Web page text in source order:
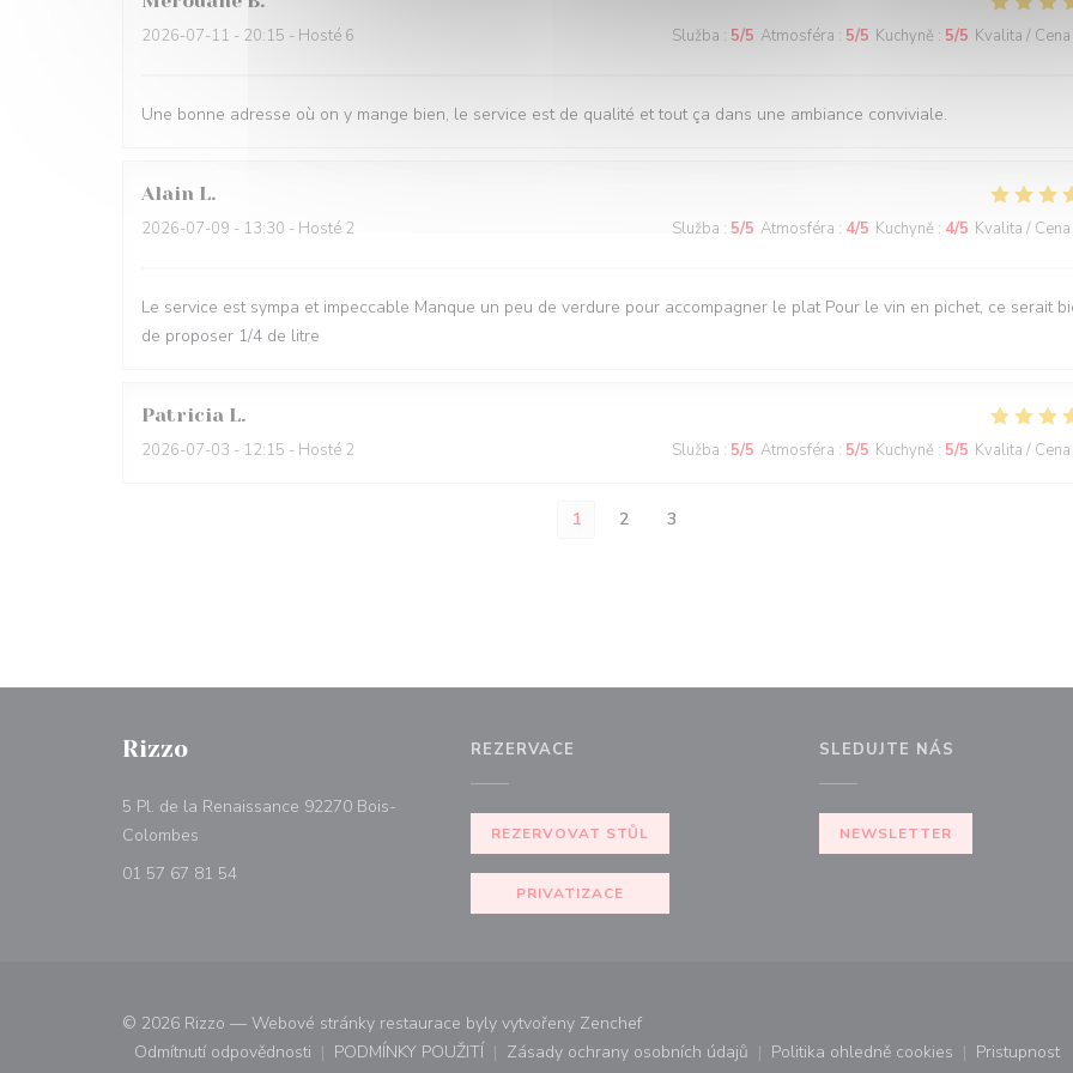
2026-07-11 - 20:15 - Hosté 6 Služba : 5/5 Atmosféra : 5/5 Kuchyně : 5/5 Kvalita / Cena
Une bonne adresse où on y mange bien, le service est de qualité et tout ça dans une ambiance conviviale.
Alain L
2026-07-09 - 13:30 - Hosté 2 Služba : 5/5 Atmosféra : 4/5 Kuchyně : 4/5 Kvalita / Cena
Le service est sympa et impeccable Manque un peu de verdure pour accompagner le plat Pour le vin en pichet, ce serait
de proposer 1/4 de litre
Patricia L
2026-07-03 - 12:15 - Hosté 2 Služba : 5/5 Atmosféra : 5/5 Kuchyně : 5/5 Kvalita / Cena
1 2 3
Rizzo
5 Pl. de la Renaissance 92270 Bois-
Colombes
01 57 67 81 54
REZERVACE
REZERVOVAT STŮL
PRIVATIZACE
SLEDUJTE NÁS
NEWSLETTER
© 2026 Rizzo — Webové stránky restaurace byly vytvořeny Zenchef((otevře se v novém okně))
Odmítnutí odpovědnosti
((otevře se v novém okně))
PODMÍNKY POUŽITÍ
((otevře se v novém okně))
Zásady ochrany osobních údajů
((otevře se v novém okně))
Politika ohledně cookies
((otevře se v novém okně))
Pristupnost